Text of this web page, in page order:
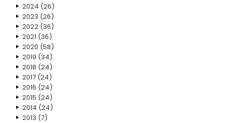
2024 (26)
2023 (26)
2022(36)
2021 (36)
2020 (58)
2019 (34)
2018 (24)
2017(24)
2016 (24)
2015 (24)
2014 (24)
2013 (7)